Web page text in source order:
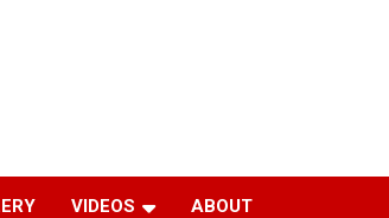
VIDEOS ABOUT